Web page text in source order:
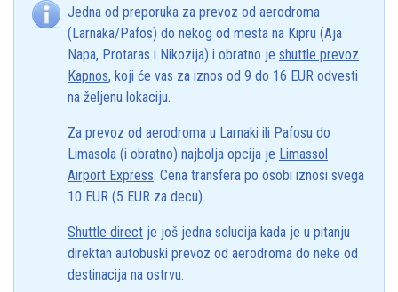
Jedna od preporuka za prevoz od aerodroma
(Larnaka/Pafos) do nekog od mesta na Kipru (Aja
Napa, Protaras i Nikozija) i obratno je shuttle prevoz
Kapnos, koji će vas za iznos od 9 do 16 EUR odvesti
na željenu lokaciju.
Za prevoz od aerodroma u Larnaki ili Pafosu do
Limasola (i obratno) najbolja opcija je Limassol
Airport Express. Cena transfera po osobi iznosi svega
10 EUR (5 EUR za decu).
Shuttle direct je još jedna solucija kada je u pitanju
direktan autobuski prevoz od aerodroma do neke od
destinacija na ostrvu.